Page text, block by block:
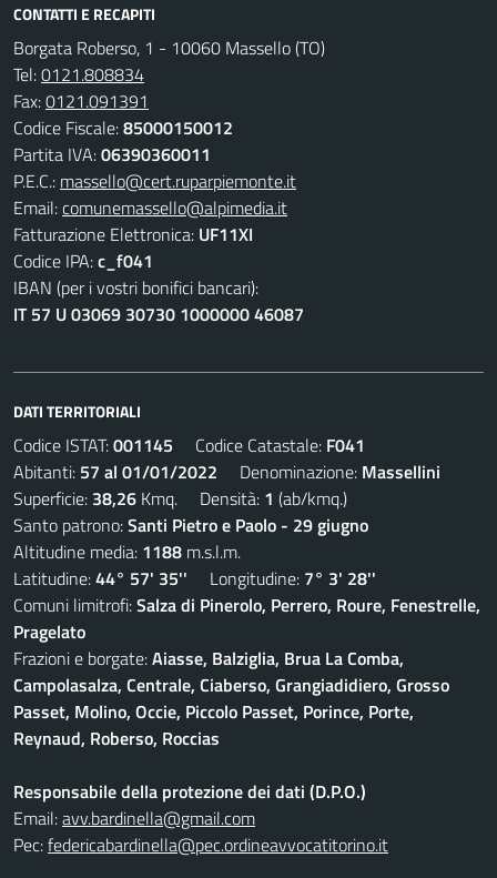
CONTATTI E RECAPITI
Borgata Roberso, 1 - 10060 Massello (TO)
Tel:0121.808834
Fax:0121.091391
Codice Fiscale:85000150012
Partita IVA:06390360011
P.E.C.: massello@cert.ruparpiemonte.it
Email:comunemassello@alpimedia.it
Fatturazione Elettronica: UF11XI
Codice IPA:c_f041
IBAN (per i vostri bonifici bancari):
IT 57 U 03069 30730 1000000 46087
DATI TERRITORIALI
Codice ISTAT:001145 Codice Catastale: F041
Abitanti: 57 al 01/01/2022 Denominazione: Massellini
Superficie: 38,26 Kmq. Densità: 1 (ab/kmq.)
Santo patrono:Santi Pietro e Paolo - 29 giugno
Altitudine media: 1188 m.s.l.m.
Latitudine:44° 57' 35'' Longitudine: 7° 3' 28''
Comuni limitrofi:Salza di Pinerolo, Perrero, Roure, Fenestrelle,
Pragelato
Frazioni e borgate:Aiasse, Balziglia, Brua La Comba,
Campolasalza, Centrale, Ciaberso, Grangiadidiero, Grosso
Passet, Molino, Occie, Piccolo Passet, Porince, Porte,
Reynaud, Roberso, Roccias
Responsabile della protezione dei dati (D.P.O.)
Email:avv.bardinella@gmail.com
Pec:federicabardinella@pec.ordineavvocatitorino.it